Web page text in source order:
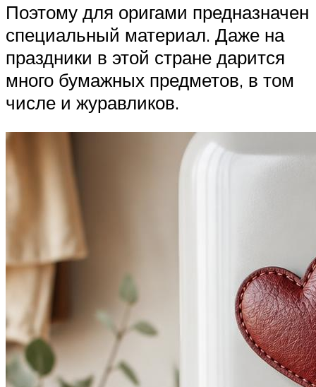
Поэтому для оригами предназначен
специальный материал. Даже на
праздники в этой стране дарится
много бумажных предметов, в том
числе и журавликов.